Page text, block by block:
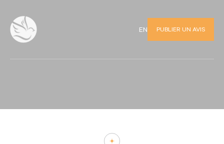
EN PUBLIER UN AVIS